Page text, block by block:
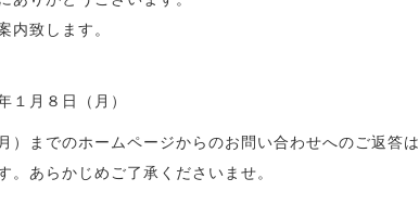
内致します。
１月８日（月）
までのホームページからのお問い合わせへのご返答は
。あらかじめご了承くださいませ。